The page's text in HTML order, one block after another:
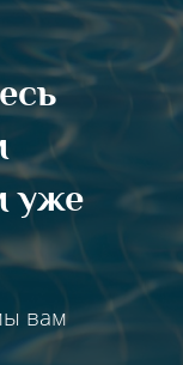
уже
вам